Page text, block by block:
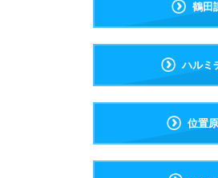
鶴田
ハルミ
位置